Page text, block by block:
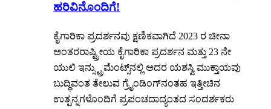
ಹರಿವಿನೊಂದಿಗೆ!
ಕೈಗಾರಿಕಾ ಪ್ರದರ್ಶನವು ಕ್ಷಣಿಕವಾಗಿದೆ 2023 ರ ಚೀನಾ
ಅಂತರರಾಷ್ಟ್ರೀಯ ಕೈಗಾರಿಕಾ ಪ್ರದರ್ಶನ ಮತ್ತು 23 ನೇ
ಯುಲಿ ಇನ್ಸ್ಟ್ರುಮೆಂಟ್ಸ್‌ನಲ್ಲಿ ಅದರ ಯಶಸ್ವಿ ಮುಕ್ತಾಯವು
ಬುದ್ಧಿವಂತ ತೇಲುವ ಗ್ರೈಂಡಿಂಗ್‌ನಂತಹ ಇತ್ತೀಚಿನ
ಉತ್ಪನ್ನಗಳೊಂದಿಗೆ ಪ್ರಪಂಚದಾದ್ಯಂತದ ಸಂದರ್ಶಕರು